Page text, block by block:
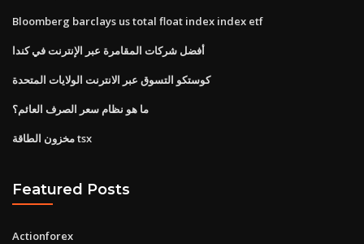
Bloomberg barclays us total float index index etf
أفضل شركات المقامرة عبر الإنترنت في كندا
كوستكو التسوق عبر الانترنت الولايات المتحدة
ما هو نظام سعر الصرف العائم؟
مخزون الطاقة tsx
Featured Posts
Actionforex